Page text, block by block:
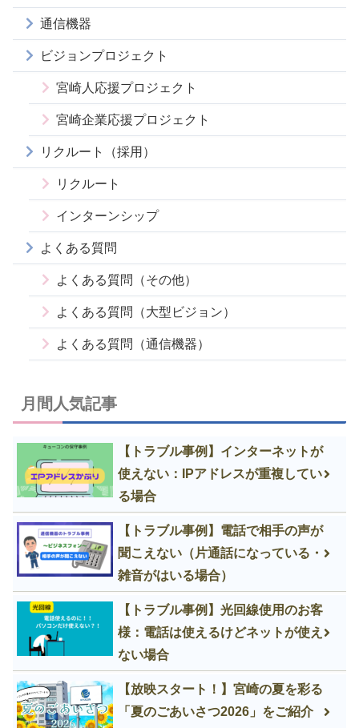
通信機器
ビジョンプロジェクト
宮崎人応援プロジェクト
宮崎企業応援プロジェクト
リクルート（採用）
リクルート
インターンシップ
よくある質問
よくある質問（その他）
よくある質問（大型ビジョン）
よくある質問（通信機器）
月間人気記事
【トラブル事例】インターネットが
使えない：IPアドレスが重複してい
る場合
【トラブル事例】電話で相手の声が
聞こえない（片通話になっている・
雑音がはいる場合）
【トラブル事例】光回線使用のお客
様：電話は使えるけどネットが使え
ない場合
【放映スタート！】宮崎の夏を彩る
「夏のごあいさつ2026」をご紹介